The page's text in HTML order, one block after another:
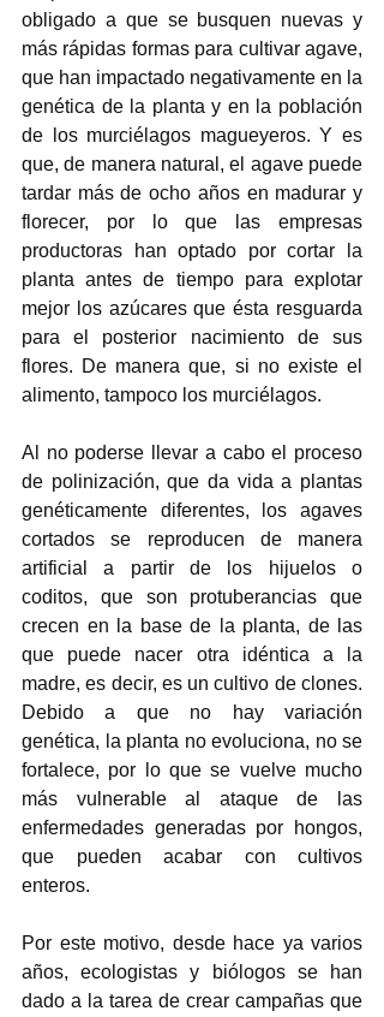
obligado a que se busquen nuevas y
más rápidas formas para cultivar agave,
que han impactado negativamente en la
genética de la planta y en la población
de los murciélagos magueyeros. Y es
que, de manera natural, el agave puede
tardar más de ocho años en madurar y
florecer, por lo que las empresas
productoras han optado por cortar la
planta antes de tiempo para explotar
mejor los azúcares que ésta resguarda
para el posterior nacimiento de sus
flores. De manera que, si no existe el
alimento, tampoco los murciélagos.
Al no poderse llevar a cabo el proceso
de polinización, que da vida a plantas
genéticamente diferentes, los agaves
cortados se reproducen de manera
artificial a partir de los hijuelos o
coditos, que son protuberancias que
crecen en la base de la planta, de las
que puede nacer otra idéntica a la
madre, es decir, es un cultivo de clones.
Debido a que no hay variación
genética, la planta no evoluciona, no se
fortalece, por lo que se vuelve mucho
más vulnerable al ataque de las
enfermedades generadas por hongos,
que pueden acabar con cultivos
enteros.
Por este motivo, desde hace ya varios
años, ecologistas y biólogos se han
dado a la tarea de crear campañas que